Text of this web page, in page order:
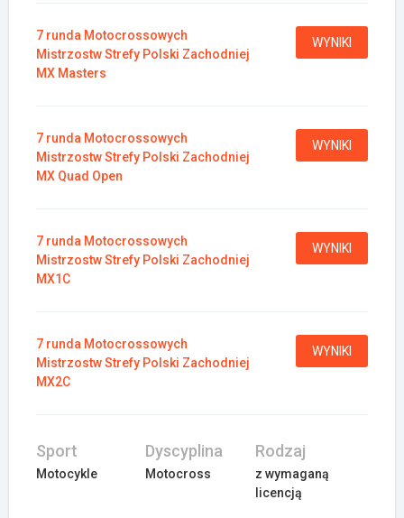
7 runda Motocrossowych
Mistrzostw Strefy Polski Zachodniej
MX Masters
WYNIKI
7 runda Motocrossowych
Mistrzostw Strefy Polski Zachodniej
MX Quad Open
WYNIKI
7 runda Motocrossowych
Mistrzostw Strefy Polski Zachodniej
MX1C
WYNIKI
7 runda Motocrossowych
Mistrzostw Strefy Polski Zachodniej
MX2C
WYNIKI
Sport
Motocykle
Dyscyplina
Motocross
Rodzaj
z wymaganą
licencją